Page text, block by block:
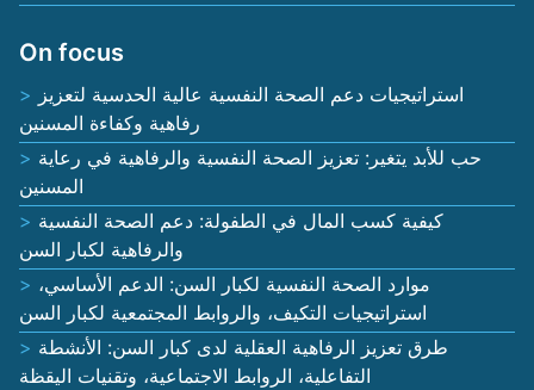
On focus
استراتيجيات دعم الصحة النفسية عالية الحدسية لتعزيز
رفاهية وكفاءة المسنين
حب للأبد يتغير: تعزيز الصحة النفسية والرفاهية في رعاية
المسنين
كيفية كسب المال في الطفولة: دعم الصحة النفسية
والرفاهية لكبار السن
موارد الصحة النفسية لكبار السن: الدعم الأساسي،
استراتيجيات التكيف، والروابط المجتمعية لكبار السن
طرق تعزيز الرفاهية العقلية لدى كبار السن: الأنشطة
التفاعلية، الروابط الاجتماعية، وتقنيات اليقظة